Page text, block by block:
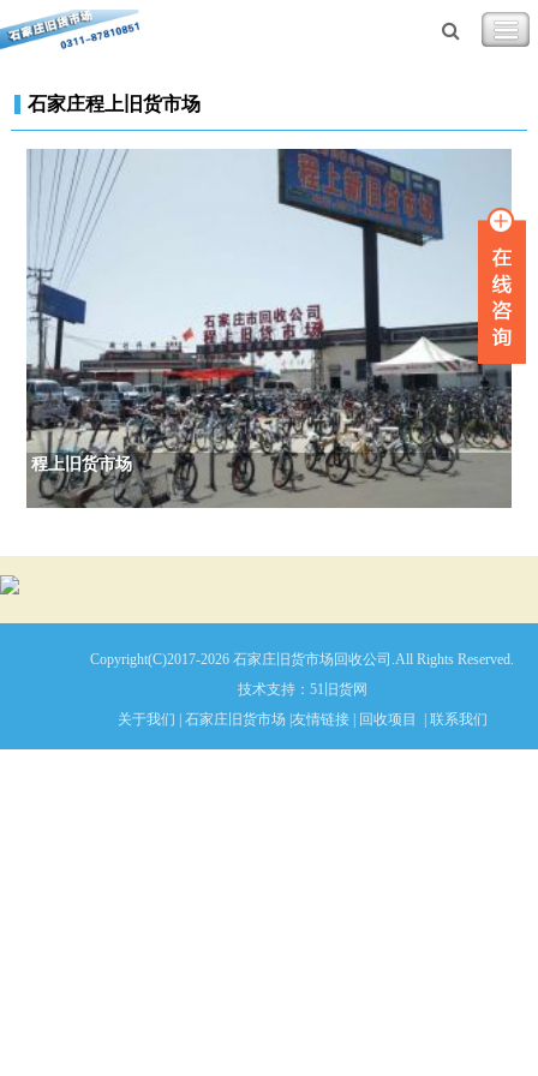
石家庄程上旧货市场
程上旧货市场
Copyright(C)2017-2026 石家庄旧货市场回收公司.All Rights Reserved.
技术支持： 51旧货网
关于我们
石家庄旧货市场 友情链接| 回收项目 联系我们